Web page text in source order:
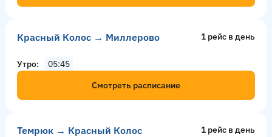
Красный Колос → Миллерово 1 рейс в день
Утро
05:45
Смотреть расписание
Темрюк → Красный Колос 1 рейс в день